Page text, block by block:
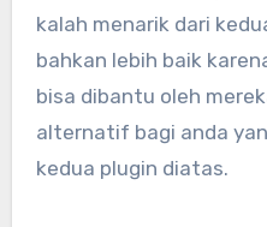
kalah menarik dari
bahkan lebih baik
bisa dibantu oleh
alternatif bagi anda
kedua plugin diatas.